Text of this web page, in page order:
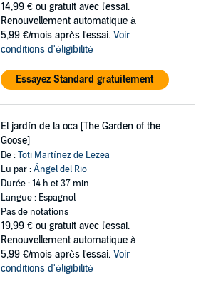
14,99 € ou gratuit avec l'essai.
Renouvellement automatique à
5,99 €/mois après l'essai. Voir
conditions d'éligibilité
Essayez Standard gratuitement
El jardín de la oca [The Garden of the
Goose]
De :Toti Martínez de Lezea
Lu par :Ángel del Rio
Durée : 14 h et 37 min
Langue : Espagnol
Pas de notations
19,99 € ou gratuit avec l'essai.
Renouvellement automatique à
5,99 €/mois après l'essai. Voir
conditions d'éligibilité